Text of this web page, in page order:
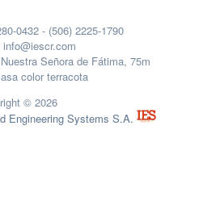
0432 - (506) 2225-1790
Señora de Fátima, 75m
color terracota
© 2026
Engineering Systems S.A.